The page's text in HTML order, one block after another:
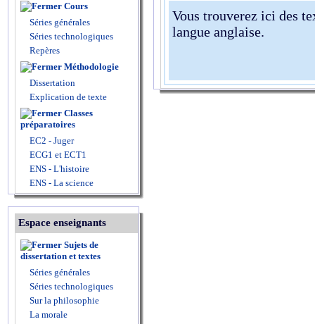
Cours
Séries générales
Séries technologiques
Repères
Méthodologie
Dissertation
Explication de texte
Classes
préparatoires
EC2 - Juger
ECG1 et ECT1
ENS - L'histoire
ENS - La science
Espace enseignants
Sujets de
dissertation et textes
Séries générales
Séries technologiques
Sur la philosophie
La morale
Vous trouverez ici des
langue anglaise.